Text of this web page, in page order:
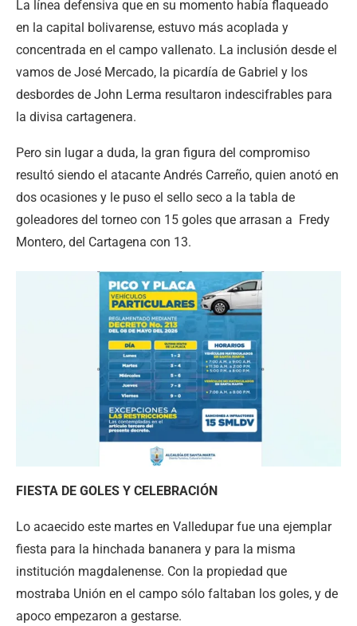
La línea defensiva que en su momento había flaqueado
en la capital bolivarense, estuvo más acoplada y
concentrada en el campo vallenato. La inclusión desde el
vamos de José Mercado, la picardía de Gabriel y los
desbordes de John Lerma resultaron indescifrables para
la divisa cartagenera.
Pero sin lugar a duda, la gran figura del compromiso
resultó siendo el atacante Andrés Carreño, quien anotó en
dos ocasiones y le puso el sello seco a la tabla de
goleadores del torneo con 15 goles que arrasan a Fredy
Montero, del Cartagena con 13.
FIESTA DE GOLES Y CELEBRACIÓN
Lo acaecido este martes en Valledupar fue una ejemplar
fiesta para la hinchada bananera y para la misma
institución magdalenense. Con la propiedad que
mostraba Unión en el campo sólo faltaban los goles, y de
apoco empezaron a gestarse.